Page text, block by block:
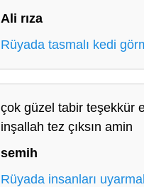
Ali rıza
Rüyada tasmalı kedi
çok güzel tabir teşekkür
inşallah tez çıksın amin
semih
Rüyada insanları